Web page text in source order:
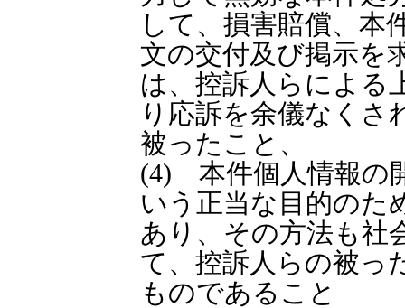
して、損害賠償、本
文の交付及び掲示を
は、控訴人らによる
り応訴を余儀なくさ
被ったこと、
(4) 本件個人情報の
いう正当な目的のた
あり、その方法も社
て、控訴人らの被っ
ものであること